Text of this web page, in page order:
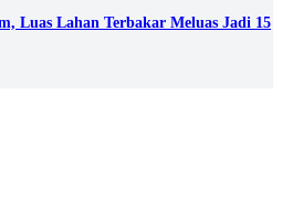
Luas Lahan Terbakar Meluas Jadi 15